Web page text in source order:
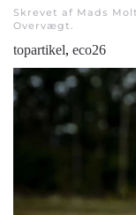
Skrevet af Mads
Overvægt.
topartikel, eco26